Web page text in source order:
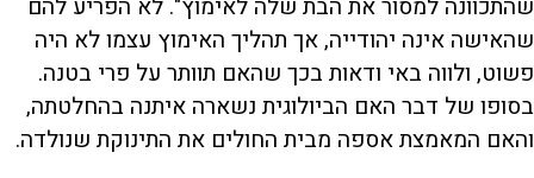
שהתכוונה למסור את הבת שלה לאימוץ". לא הפריע להם
שהאישה אינה יהודייה, אך תהליך האימוץ עצמו לא היה
פשוט, ולווה באי ודאות בכך שהאם תוותר על פרי בטנה.
בסופו של דבר האם הביולוגית נשארה איתנה בהחלטתה,
והאם המאמצת אספה מבית החולים את התינוקת שנולדה.